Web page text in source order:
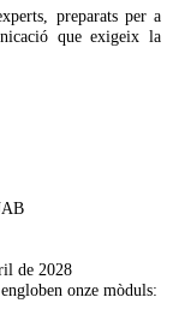
preparats per a
que exigeix la
de 2028
onze mòduls: